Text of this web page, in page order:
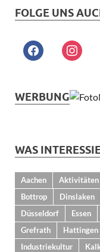
FOLGE UNS
WERBUNG
WAS
Aachen Aktivitäten
Bottrop
Dinslaken
Düsseldorf
Essen
Grefrath
Hattingen
Industriekultur